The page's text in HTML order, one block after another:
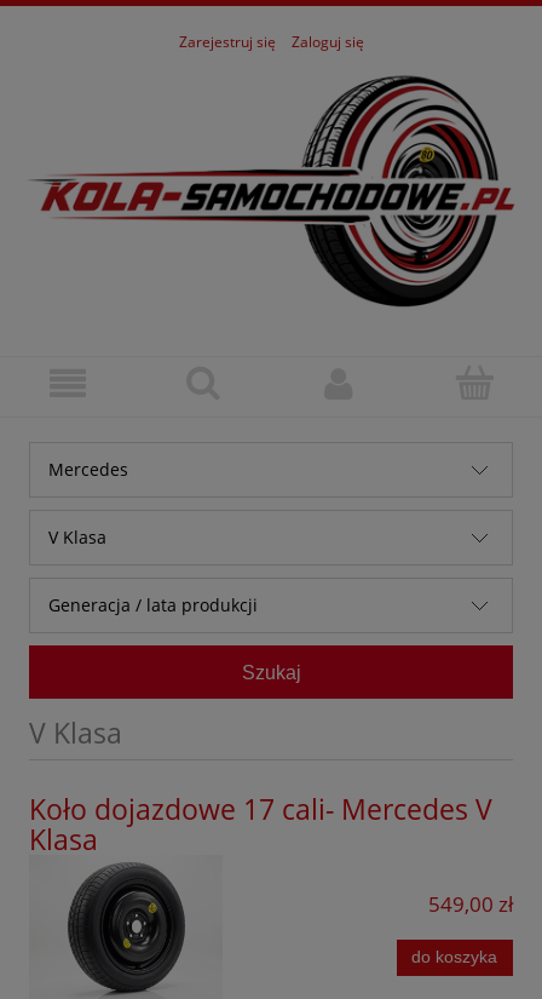
Zarejestruj się Zaloguj się
Mercedes
Baic
Bestune
BMW
BYD
Citroen
Cupra
Dacia
DFSK
V Klasa
C Klasa
C Klasa AMG
CL
CLA
Generacja / lata produkcji
W447 (2015 - obecnie)
Szukaj
V Klasa
Koło dojazdowe 17 cali- Mercedes V
Klasa
549,00 zł
do koszyka